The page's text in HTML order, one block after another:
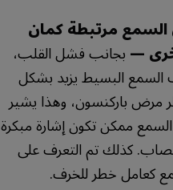
مرتبطة كمان
—بجانب فشل القلب،
البسيط يزيد بشكل
باركنسون، وهذا يشير
ممكن تكون إشارة مبكرة
كذلك تم التعرف على
كعامل خطر للخرف.